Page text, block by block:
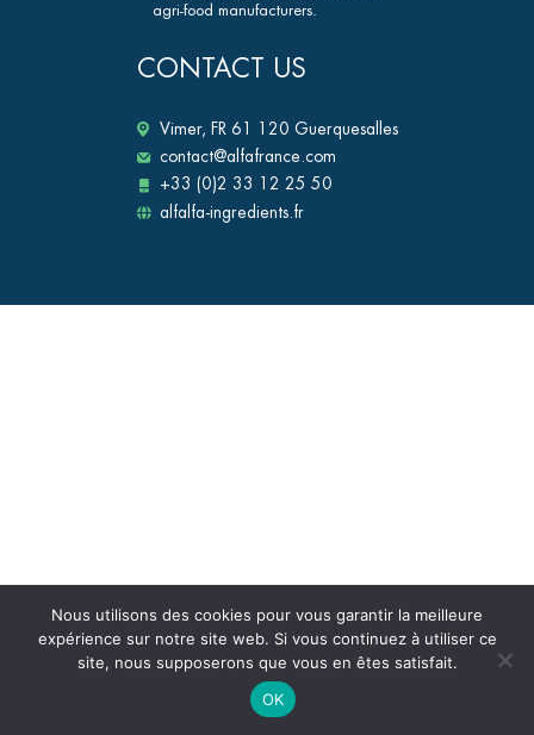
agri-food manufacturers.
CONTACT US
Vimer, FR 61 120 Guerquesalles
contact@alfafrance.com
+33 (0)2 33 12 25 50
alfalfa-ingredients.fr
Nous utilisons des cookies pour vous garantir la meilleure
expérience sur notre site web. Si vous continuez à utiliser ce
site, nous supposerons que vous en êtes satisfait.
OK